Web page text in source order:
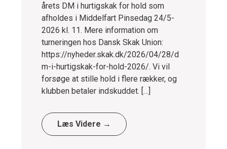
årets DM i hurtigskak for hold som
afholdes i Middelfart Pinsedag 24/5-
2026 kl. 11. Mere information om
turneringen hos Dansk Skak Union:
https://nyheder.skak.dk/2026/04/28/d
m-i-hurtigskak-for-hold-2026/. Vi vil
forsøge at stille hold i flere rækker, og
klubben betaler indskuddet. […]
Læs Videre →